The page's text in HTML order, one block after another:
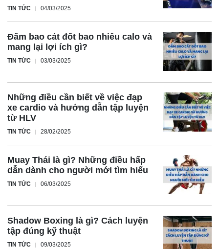
TIN TỨC 04/03/2025
Đấm bao cát đốt bao nhiêu calo và
mang lại lợi ích gì?
TIN TỨC 03/03/2025
Những điều cần biết về việc đạp
xe cardio và hướng dẫn tập luyện
từ HLV
TIN TỨC 28/02/2025
Muay Thái là gì? Những điều hấp
dẫn dành cho người mới tìm hiểu
TIN TỨC 06/03/2025
Shadow Boxing là gì? Cách luyện
tập đúng kỹ thuật
TIN TỨC 09/03/2025